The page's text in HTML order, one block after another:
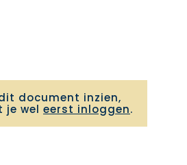
document inzien,
je wel eerst inloggen.